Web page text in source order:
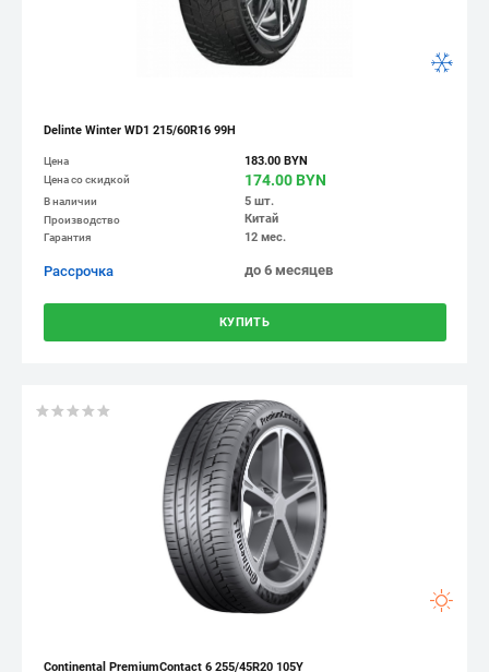
Delinte Winter WD1 215/60R16 99H
Цена 183.00 BYN
Цена со скидкой 174.00 BYN
В наличии 5 шт.
Производство Китай
Гарантия 12 мес.
Рассрочка до 6 месяцев
КУПИТЬ
Continental PremiumContact 6 255/45R20 105Y